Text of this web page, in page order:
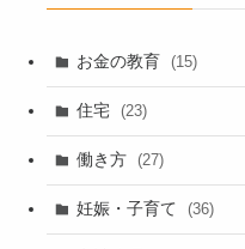
お金の教育 (15)
住宅 (23)
働き方 (27)
妊娠・子育て (36)